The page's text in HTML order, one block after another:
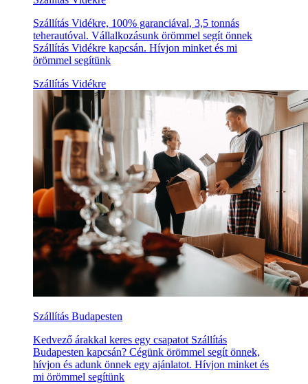
Szállítás Vidékre, 100% garanciával, 3,5 tonnás
teherautóval. Vállalkozásunk örömmel segít önnek
Szállítás Vidékre kapcsán. Hívjon minket és mi
örömmel segítünk
Szállítás Vidékre
Szállítás Budapesten
Kedvező árakkal keres egy csapatot Szállítás
Budapesten kapcsán? Cégünk örömmel segít önnek,
hívjon és adunk önnek egy ajánlatot. Hívjon minket és
mi örömmel segítünk